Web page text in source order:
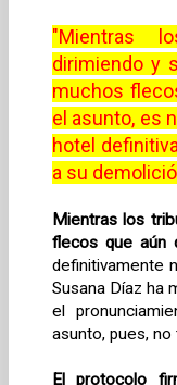
"Mientras
dirimiendo y
muchos
el asunto, es
hotel
a su
Mientras los
flecos que aún
definitivamente
Susana Díaz ha
el
asunto, pues,
El protocolo